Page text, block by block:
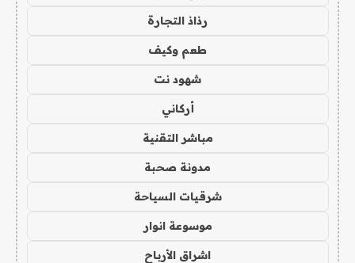
رذاذ التجارة
طعم وكيف
شهود نت
أركاني
مباشر التقنية
مدونة صحبة
شرقيات السياحة
موسوعة انوار
اشراق الأرباح